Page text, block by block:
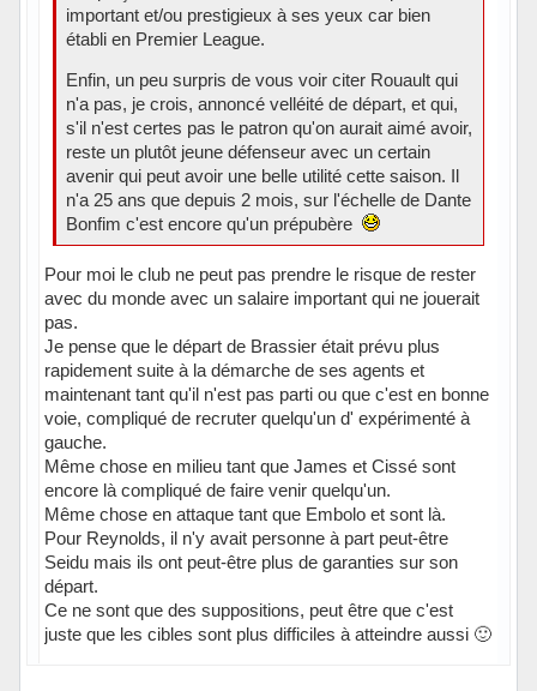
important et/ou prestigieux à ses yeux car bien
établi en Premier League.
Enfin, un peu surpris de vous voir citer Rouault qui
n'a pas, je crois, annoncé velléité de départ, et qui,
s'il n'est certes pas le patron qu'on aurait aimé avoir,
reste un plutôt jeune défenseur avec un certain
avenir qui peut avoir une belle utilité cette saison. Il
n'a 25 ans que depuis 2 mois, sur l'échelle de Dante
Bonfim c'est encore qu'un prépubère
Pour moi le club ne peut pas prendre le risque de rester
avec du monde avec un salaire important qui ne jouerait
pas.
Je pense que le départ de Brassier était prévu plus
rapidement suite à la démarche de ses agents et
maintenant tant qu'il n'est pas parti ou que c'est en bonne
voie, compliqué de recruter quelqu'un d' expérimenté à
gauche.
Même chose en milieu tant que James et Cissé sont
encore là compliqué de faire venir quelqu'un.
Même chose en attaque tant que Embolo et sont là.
Pour Reynolds, il n'y avait personne à part peut-être
Seidu mais ils ont peut-être plus de garanties sur son
départ.
Ce ne sont que des suppositions, peut être que c'est
juste que les cibles sont plus difficiles à atteindre aussi 🙂